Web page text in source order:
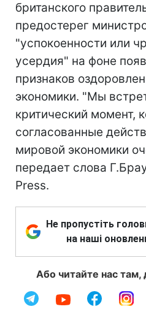
британского
предостерег
"успокоенности или
усердия" на фоне
признаков
экономики. "Мы
критический момент,
согласованные
мировой экономики
передает слова
Press.
Не пропустіть
на наші
Або читайте нас там,